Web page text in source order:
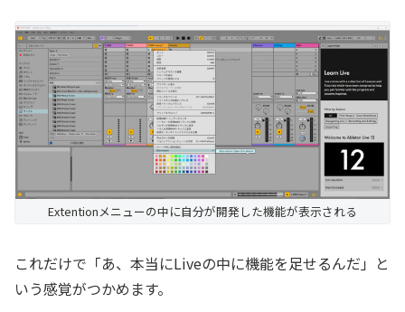
Extentionメニューの中に自分が開発した機能が表示される
これだけで「あ、本当にLiveの中に機能を足せるんだ」と
いう感覚がつかめます。